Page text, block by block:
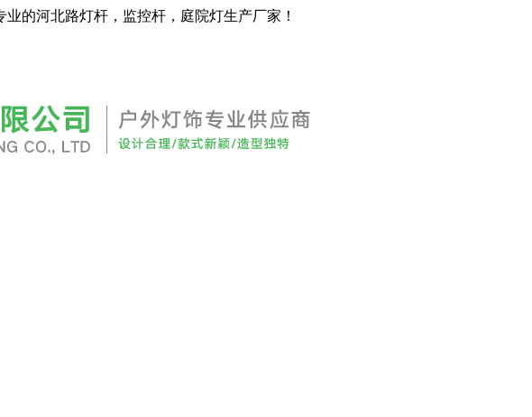
的河北路灯杆，监控杆，庭院灯生产厂家！